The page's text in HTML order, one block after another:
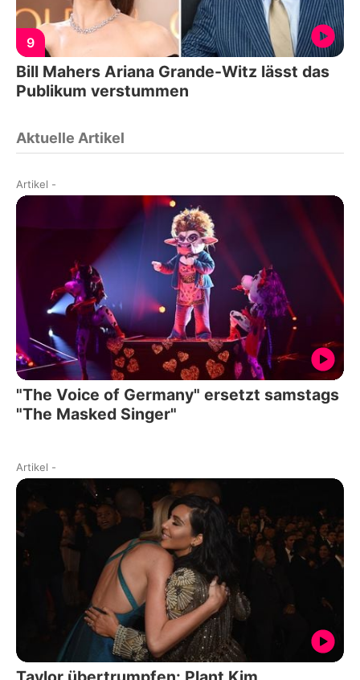
9
Bill Mahers Ariana Grande-Witz lässt das
Publikum verstummen
Aktuelle Artikel
Artikel -
"The Voice of Germany" ersetzt samstags
"The Masked Singer"
Artikel -